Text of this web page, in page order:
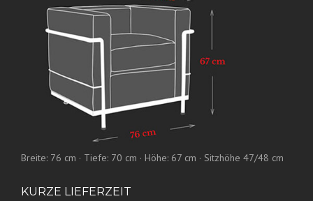
Breite: 76 cm · Tiefe: 70 cm · Höhe: 67 cm · Sitzhöhe 47/48 cm
KURZE LIEFERZEIT